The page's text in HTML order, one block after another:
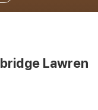
Lawren